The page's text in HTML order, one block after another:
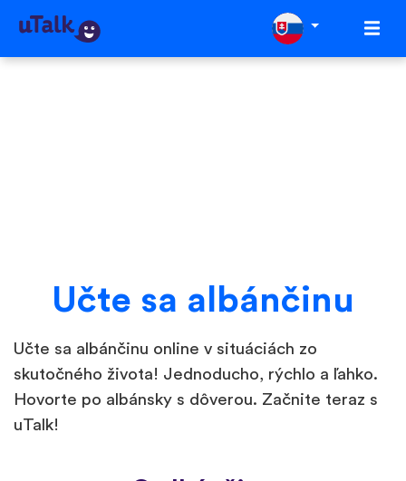
Učte sa albánčinu
Učte sa albánčinu online v situáciách zo
skutočného života! Jednoducho, rýchlo a ľahko.
Hovorte po albánsky s dôverou. Začnite teraz s
uTalk!